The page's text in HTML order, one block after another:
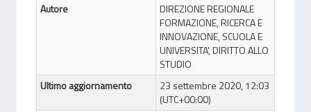
Autore
DIREZIONE REGIONALE
FORMAZIONE, RICERCA E
INNOVAZIONE, SCUOLA E
UNIVERSITA', DIRITTO ALLO
STUDIO
Ultimo aggiornamento
23 settembre 2020, 12:03
(UTC+00:00)